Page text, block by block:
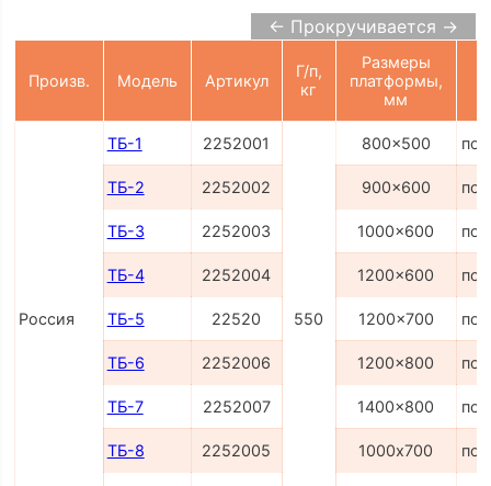
← Прокручивается →
Произв. Модель Артикул
Г/п,
кг
Размеры
платформы,
мм
Россия
ТБ-1 2252001
550
800x500 по
ТБ-2 2252002 900x600 по
ТБ-3 2252003 1000x600 по
ТБ-4 2252004 1200x600 по
ТБ-5 22520 1200x700 по
ТБ-6 2252006 1200x800 по
ТБ-7 2252007 1400x800 по
ТБ-8 2252005 1000х700 по